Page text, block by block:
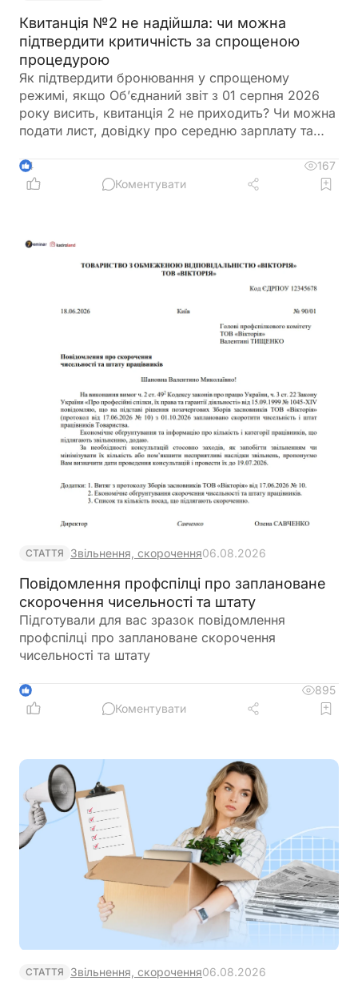
Квитанція №2 не надійшла: чи можна
підтвердити критичність за спрощеною
процедурою
Як підтвердити бронювання у спрощеному
режимі, якщо Об’єднаний звіт з 01 серпня 2026
року висить, квитанція 2 не приходить? Чи можна
подати лист, довідку про середню зарплату та
4
167
Коментувати
СТАТТЯ Звільнення, скорочення06.08.2026
Повідомлення профспілці про заплановане
скорочення чисельності та штату
Підготували для вас зразок повідомлення
профспілці про заплановане скорочення
чисельності та штату
1
895
Коментувати
СТАТТЯ Звільнення, скорочення06.08.2026